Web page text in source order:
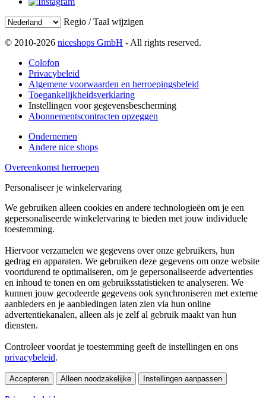
Regio / Taal wijzigen
© 2010-2026 niceshops GmbH - All rights reserved.
Colofon
Privacybeleid
Algemene voorwaarden en herroepingsbeleid
Toegankelijkheidsverklaring
Instellingen voor gegevensbescherming
Abonnementscontracten opzeggen
Ondernemen
Andere nice shops
Overeenkomst herroepen
Personaliseer je winkelervaring
We gebruiken alleen cookies en andere technologieën om je een
gepersonaliseerde winkelervaring te bieden met jouw individuele
toestemming.
Hiervoor verzamelen we gegevens over onze gebruikers, hun
gedrag en apparaten. We gebruiken deze gegevens om onze website
voortdurend te optimaliseren, om je gepersonaliseerde advertenties
en inhoud te tonen en om gebruiksstatistieken te analyseren. We
kunnen jouw gecodeerde gegevens ook synchroniseren met externe
aanbieders en je aanbiedingen laten zien via hun online
advertentiekanalen, alleen als je zelf al gebruik maakt van hun
diensten.
Controleer voordat je toestemming geeft de instellingen en ons
privacybeleid.
Accepteren Alleen noodzakelijke Instellingen aanpassen